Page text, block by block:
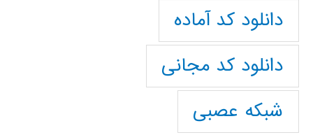
دانلود کد آماده
دانلود کد مجانی
شبکه عصبی